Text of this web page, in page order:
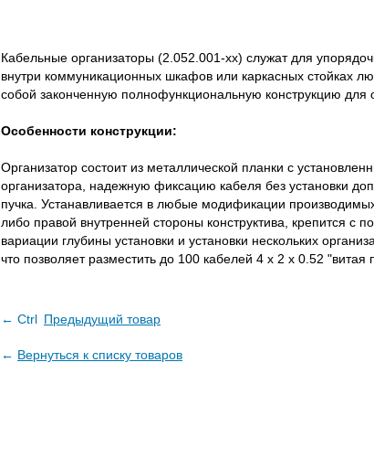
Кабельные организаторы (2.052.001-хх) служат для
внутри коммуникационных шкафов или каркасных стойках
собой законченную полнофункциональную конструкцию для
Особенности конструкции:
Организатор состоит из металлической планки с
организатора, надежную фиксацию кабеля без установки
пучка. Устанавливается в любые модификации
либо правой внутренней стороны конструктива, крепится с
вариации глубины установки и установки нескольких
что позволяет разместить до 100 кабелей 4 х 2 х 0.52 "витая
← Ctrl Предыдущий товар
← Вернуться к списку товаров